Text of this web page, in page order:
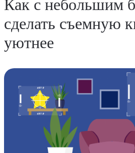
Деньги
Бизнес
Инвестиции
Как с небольшим
сделать съемную
уютнее